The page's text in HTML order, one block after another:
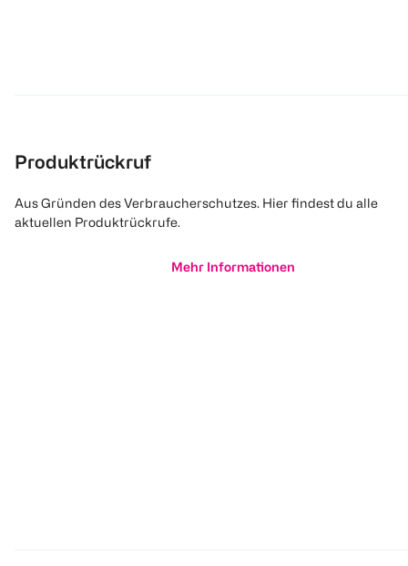
Produktrückruf
Aus Gründen des Verbraucherschutzes. Hier findest du alle
aktuellen Produktrückrufe.
Mehr Informationen